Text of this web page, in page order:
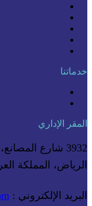
خدماتنا
المقر الإداري
3932 شارع المصانع، حي الحمراء
الرياض، المملكة
البريد الإلكتروني :